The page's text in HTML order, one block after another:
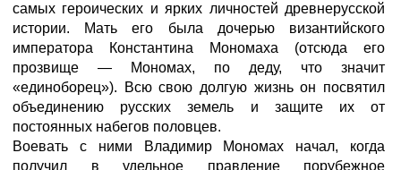
самых героических и ярких личностей древнерусской
истории. Мать его была дочерью византийского
императора Константина Мономаха (отсюда его
прозвище — Мономах, по деду, что значит
«единоборец»). Всю свою долгую жизнь он посвятил
объединению русских земель и защите их от
постоянных набегов половцев.
Воевать с ними Владимир Мономах начал, когда
получил в удельное правление порубежное